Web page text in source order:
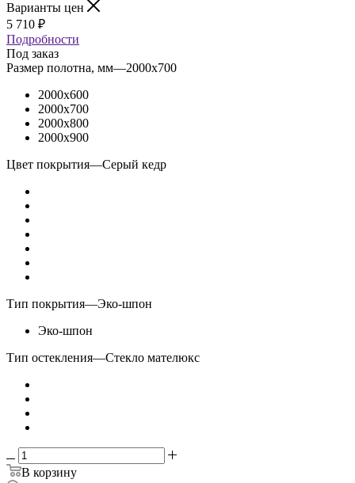
Варианты цен
5 710 ₽
Подробности
Под заказ
Размер полотна, мм—2000x700
2000x600
2000x700
2000x800
2000x900
Цвет покрытия—Серый кедр
Тип покрытия—Эко-шпон
Эко-шпон
Тип остекления—Стекло мателюкс
В корзину